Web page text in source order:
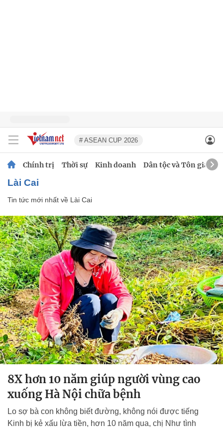
# ASEAN CUP 2026
Chính trị Thời sự Kinh doanh Dân tộc và Tôn giáo
Lài Cai
Tin tức mới nhất về Lài Cai
8X hơn 10 năm giúp người vùng cao
xuống Hà Nội chữa bệnh
Lo sợ bà con không biết đường, không nói được tiếng
Kinh bị kẻ xấu lừa tiền, hơn 10 năm qua, chị Như tình